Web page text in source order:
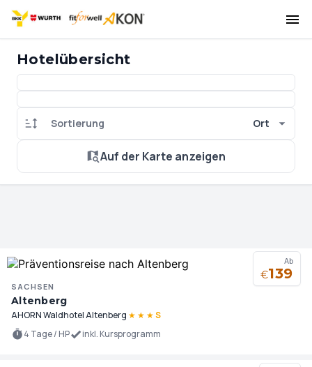
Hotelübersicht
Sortierung Ort
Auf der Karte anzeigen
Ab
€139
SACHSEN
Altenberg
AHORN Waldhotel Altenberg ★ ★ ★S
4 Tage / HP
inkl. Kursprogramm